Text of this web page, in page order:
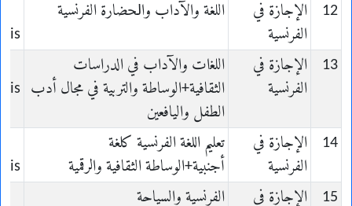
12
الإجازة في
الفرنسية
ﺍﻟﻠﻐﺔ ﻭﺍﻵﺩﺍﺏ ﻭﺍﳊﻀﺎﺭﺓ ﺍلفرنسية
13
الإجازة في
الفرنسية
ﺍﻟﻠﻐات والآداب في الدراسات
الثقافية+الوساطة والتربية في مجال أدب
الطفل واليافعين
14
الإجازة في
الفرنسية
تعليم اللغة الفرنسية كلغة
أجنبية+الوساطة الثقافية والرقمية
15
الإجازة في
الفرنسية والسياحة